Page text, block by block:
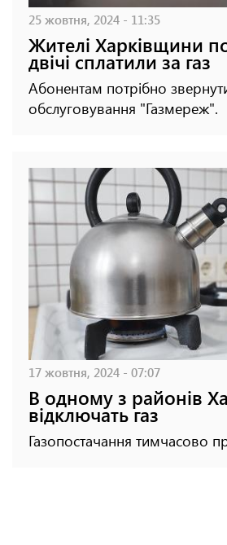
25 жовтня, 2024 - 11:35
Жителі Харківщини
двічі сплатили за газ
Абонентам потрібно
обслуговування "Газмереж".
17 жовтня, 2024 - 07:07
В одному з районів
відключать газ
Газопостачання тимчасово